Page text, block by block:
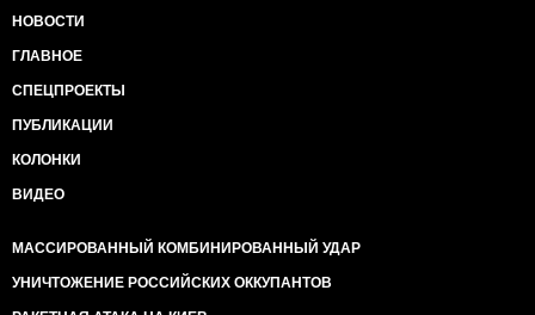
НОВОСТИ
ГЛАВНОЕ
СПЕЦПРОЕКТЫ
ПУБЛИКАЦИИ
КОЛОНКИ
ВИДЕО
МАССИРОВАННЫЙ КОМБИНИРОВАННЫЙ УДАР
УНИЧТОЖЕНИЕ РОССИЙСКИХ ОККУПАНТОВ